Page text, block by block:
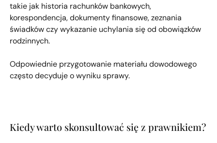
takie jak historia rachunków bankowych,
korespondencja, dokumenty finansowe, zeznania
świadków czy wykazanie uchylania się od obowiązków
rodzinnych.
Odpowiednie przygotowanie materiału dowodowego
często decyduje o wyniku sprawy.
Kiedy warto skonsultować się z prawnikiem?